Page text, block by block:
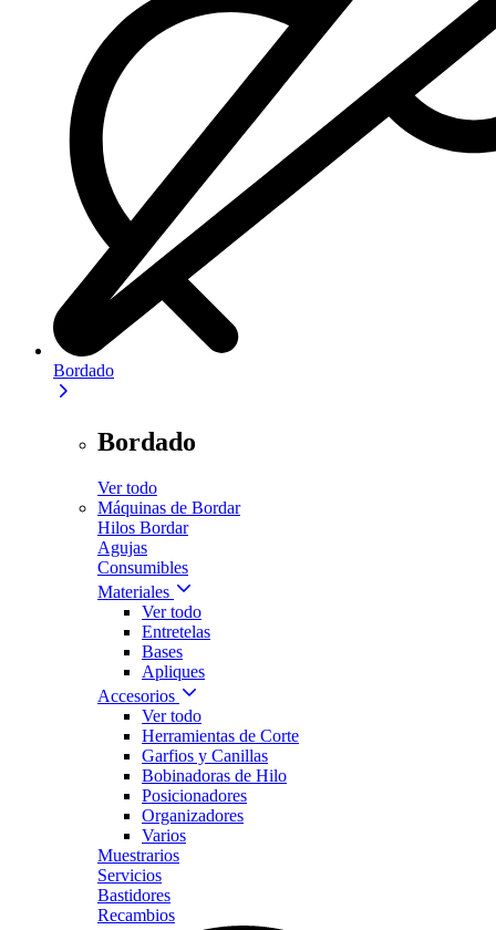
Bordado
Bordado
Ver todo
Máquinas de Bordar
Hilos Bordar
Agujas
Consumibles
Materiales
Ver todo
Entretelas
Bases
Apliques
Accesorios
Ver todo
Herramientas de Corte
Garfios y Canillas
Bobinadoras de Hilo
Posicionadores
Organizadores
Varios
Muestrarios
Servicios
Bastidores
Recambios